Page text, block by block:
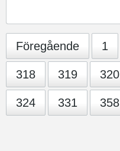
Föregående 1
318 319 320
324 331 358